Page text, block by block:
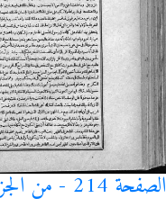
الصفحة 214 - من الجزء الثاني